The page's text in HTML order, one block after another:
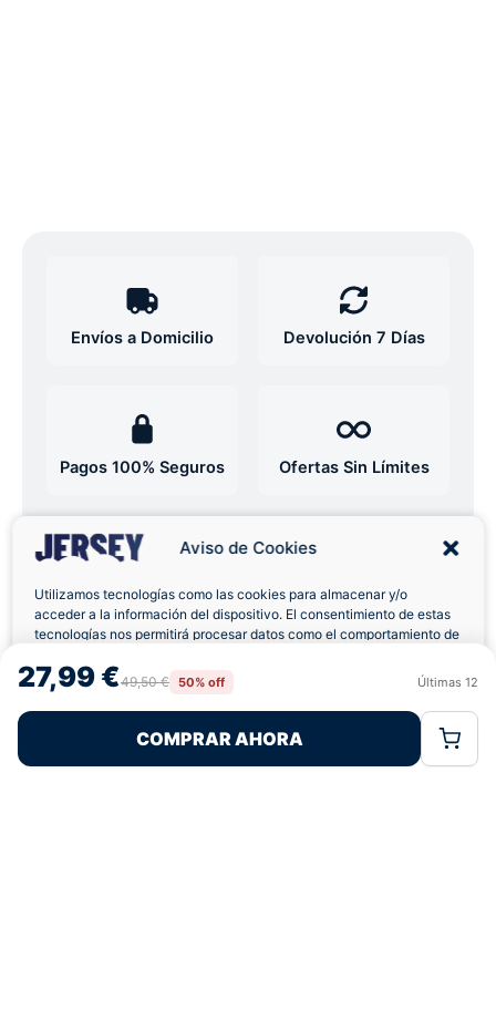
Aviso de Cookies
Utilizamos tecnologías como las cookies para almacenar y/o
acceder a la información del dispositivo. El consentimiento de estas
tecnologías nos permitirá procesar datos como el comportamiento de
retirar el consentimiento, puede afectar negativamente a ciertas
características y funciones.
Rechazar
Política de CookiesPolítica de Privacidad
27,99 €49,50 € 50% off Últimas 12
COMPRAR AHORA
Envíos a Domicilio Devolución 7 Días
Pagos 100% Seguros Ofertas Sin Límites
★★★★★ 4,7 basado en 12+ reseñas
¿Tienes dudas con la talla o el envío?